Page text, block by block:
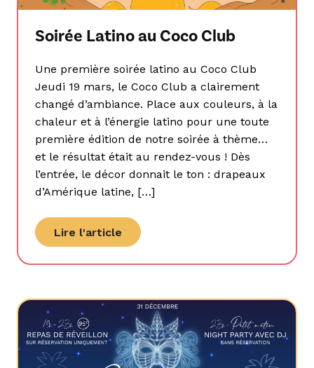
Soirée Latino au Coco Club
Une première soirée latino au Coco Club
Jeudi 19 mars, le Coco Club a clairement
changé d’ambiance. Place aux couleurs, à la
chaleur et à l’énergie latino pour une toute
première édition de notre soirée à thème…
et le résultat était au rendez-vous ! Dès
l’entrée, le décor donnait le ton : drapeaux
d’Amérique latine, […]
Lire l'article